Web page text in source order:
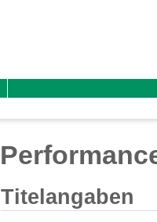
Titelangaben